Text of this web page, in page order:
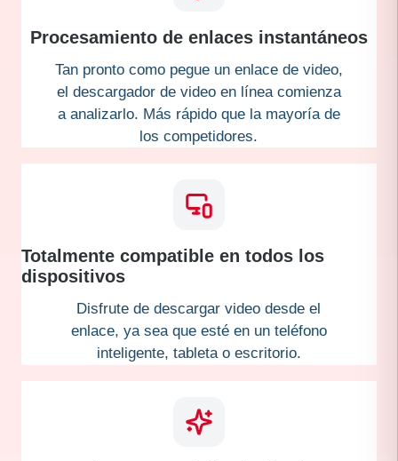
Procesamiento de enlaces instantáneos
Tan pronto como pegue un enlace de video,
el descargador de video en línea comienza
a analizarlo. Más rápido que la mayoría de
los competidores.
Totalmente compatible en todos los
dispositivos
Disfrute de descargar video desde el
enlace, ya sea que esté en un teléfono
inteligente, tableta o escritorio.